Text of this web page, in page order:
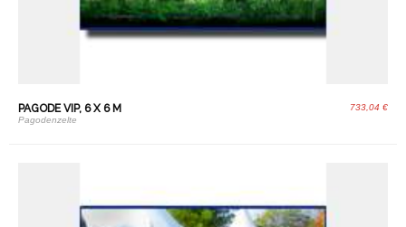
733,04 €
PAGODE VIP, 6 X 6 M
Pagodenzelte